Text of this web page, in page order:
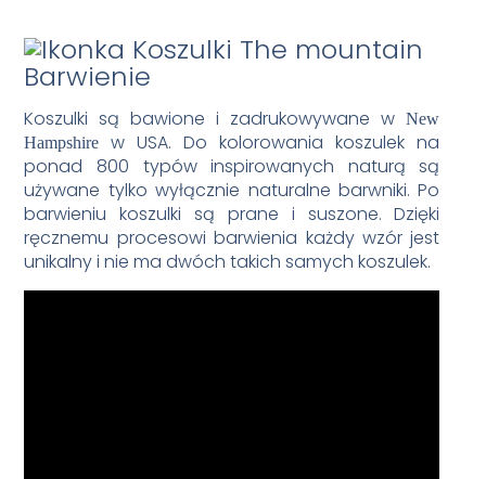
Barwienie
Koszulki są bawione i zadrukowywane wNew
Hampshire
w USA. Do kolorowania koszulek na
ponad 800 typów inspirowanych naturą są
używane tylko wyłącznie naturalne barwniki. Po
barwieniu koszulki są prane i suszone. Dzięki
ręcznemu procesowi barwienia każdy wzór jest
unikalny i nie ma dwóch takich samych koszulek.